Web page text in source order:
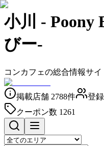
小川 - Poony
びー-
コンカフェの総合情報サ
掲載店舗 2788件 登
クーポン数 1261